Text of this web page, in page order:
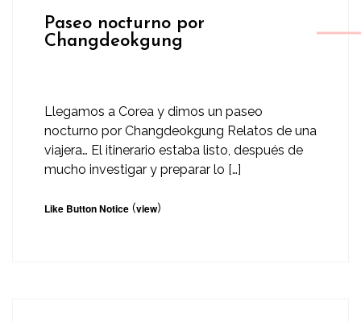
Paseo nocturno por
Changdeokgung
Llegamos a Corea y dimos un paseo
nocturno por Changdeokgung Relatos de una
viajera… El itinerario estaba listo, después de
mucho investigar y preparar lo […]
Like Button Notice (view)